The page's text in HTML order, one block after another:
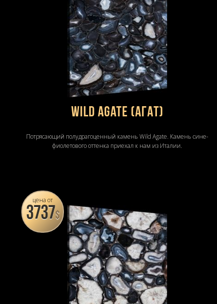
Wild Agate (Агат)
Потрясающий полудрагоценный камень Wild Agate. Камень сине-
фиолетового оттенка приехал к нам из Италии.
цена от
3737$